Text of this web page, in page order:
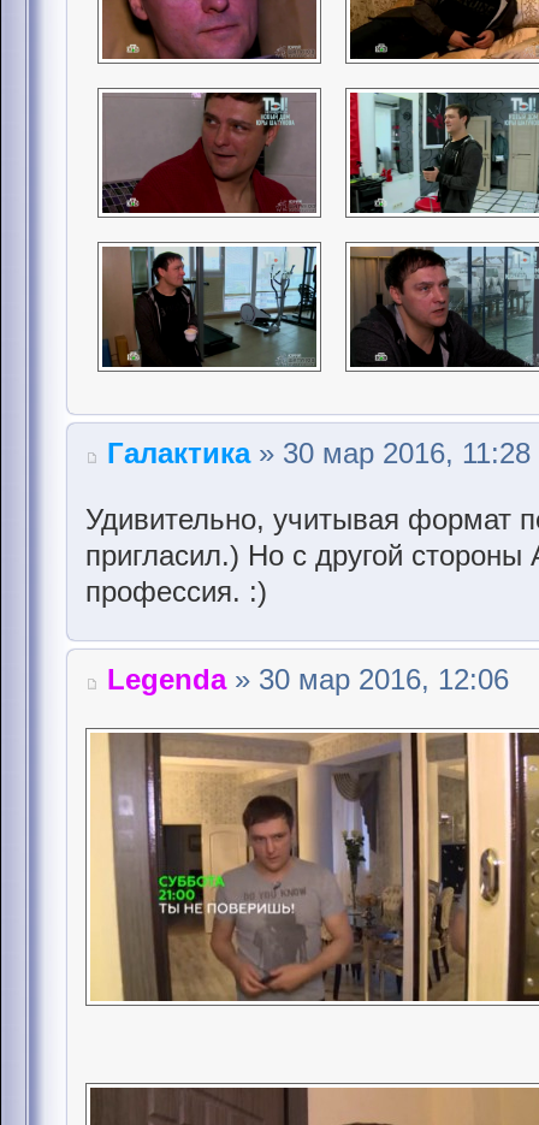
Галактика» 30 мар 2016, 11:28
Удивительно, учитывая формат
пригласил.) Но с другой
профессия. :)
Legenda» 30 мар 2016, 12:06